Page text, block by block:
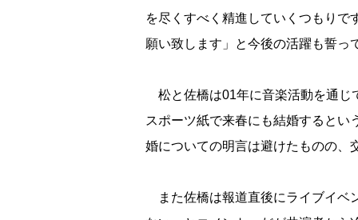
を尽くすべく精進していくつもりで
願い致します」と今後の活躍も誓っ
松と佐橋は01年に音楽活動を通じ
スポーツ紙で来春にも結婚するとい
婚についての明言は避けたものの、
また佐橋は報道直後にライブイベ